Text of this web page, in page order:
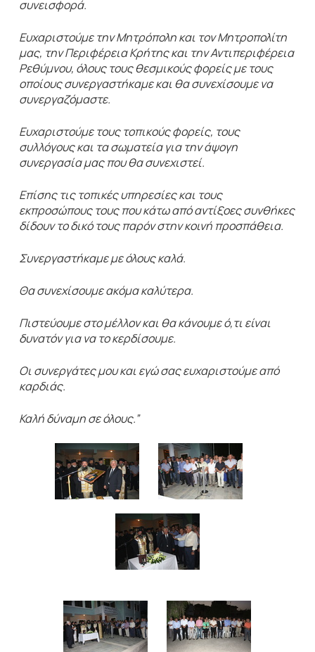
συνεισφορά.
Ευχαριστούμε την Μητρόπολη και τον Μητροπολίτη
μας, την Περιφέρεια Κρήτης και την Αντιπεριφέρεια
Ρεθύμνου, όλους τους θεσμικούς φορείς με τους
οποίους συνεργαστήκαμε και θα συνεχίσουμε να
συνεργαζόμαστε.
Ευχαριστούμε τους τοπικούς φορείς, τους
συλλόγους και τα σωματεία για την άψογη
συνεργασία μας που θα συνεχιστεί.
Επίσης τις τοπικές υπηρεσίες και τους
εκπροσώπους τους που κάτω από αντίξοες συνθήκες
δίδουν το δικό τους παρόν στην κοινή προσπάθεια.
Συνεργαστήκαμε με όλους καλά.
Θα συνεχίσουμε ακόμα καλύτερα.
Πιστεύουμε στο μέλλον και θα κάνουμε ό,τι είναι
δυνατόν για να το κερδίσουμε.
Οι συνεργάτες μου και εγώ σας ευχαριστούμε από
καρδιάς.
Καλή δύναμη σε όλους.”